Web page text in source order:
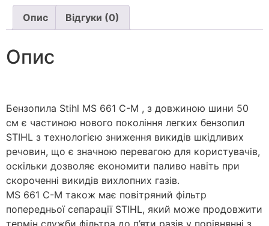
Опис Відгуки (0)
Опис
Бензопила Stihl MS 661 С-М , з довжиною шини 50
см є частиною нового покоління легких бензопил
STIHL з технологією зниження викидів шкідливих
речовин, що є значною перевагою для користувачів,
оскільки дозволяє економити паливо навіть при
скороченні викидів вихлопних газів.
MS 661 С-М також має повітряний фільтр
попередньої сепарації STIHL, який може продовжити